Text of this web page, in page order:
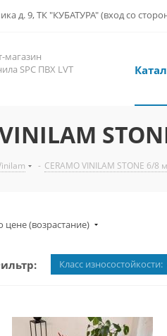
магазин
SPC ПВХ LVT
- CERAMO VINILAM STONE 6/8
цене (возрастание)
Класс износостойкости: